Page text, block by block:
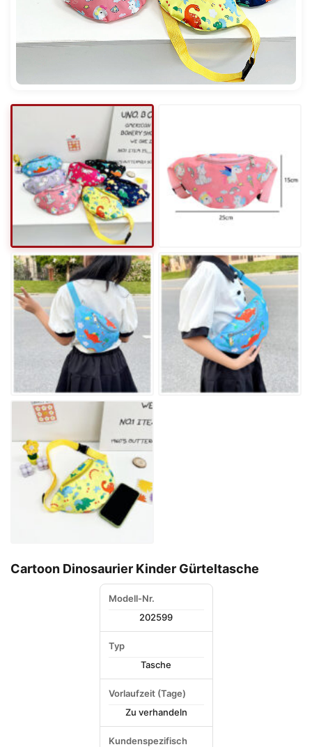
Cartoon Dinosaurier Kinder Gürteltasche
Modell-Nr.
202599
Typ
Tasche
Vorlaufzeit (Tage)
Zu verhandeln
Kundenspezifisch